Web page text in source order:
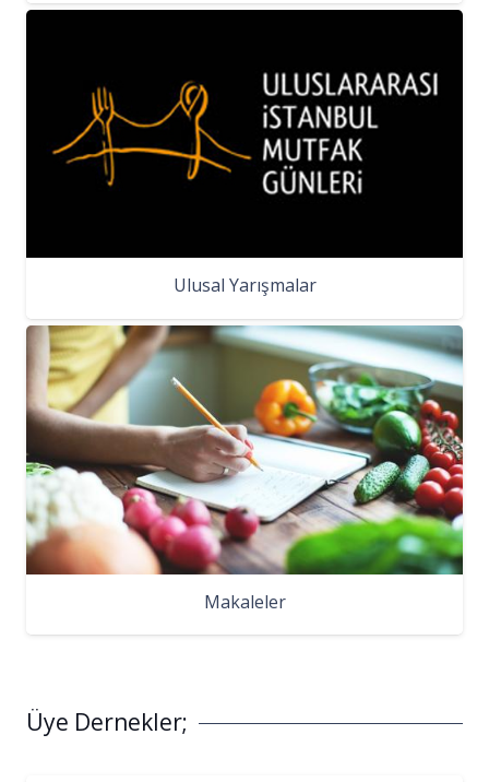
Ulusal Yarışmalar
Makaleler
Üye Dernekler;